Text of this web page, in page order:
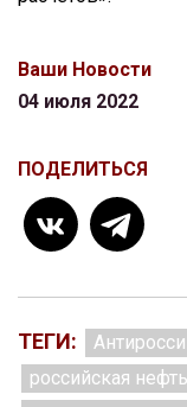
Ваши Новости
04 июля 2022
ПОДЕЛИТЬСЯ
ТЕГИ:
российская нефть